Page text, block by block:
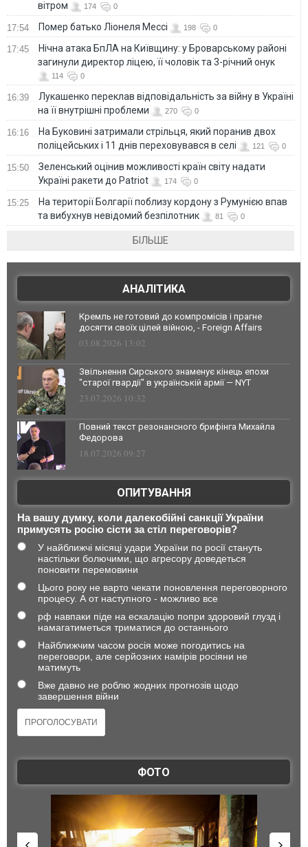
вітром 174 0
17:54 Помер батько Ліонеля Мессі 198 0
17:45
Нічна атака БпЛА на Київщину: у Броварському районі
загинули директор ліцею, її чоловік та 3-річний онук
114 0
16:39
Лукашенко переклав відповідальність за війну в Україні
на її внутрішні проблеми
270 0
16:16
На Буковині затримали стрільця, який поранив двох
поліцейських і 11 днів переховувався в селі
121 0
15:50
Зеленський оцінив можливості країн світу надати
Україні ракети до Patriot
174 0
15:25
На території Болгарії поблизу кордону з Румунією впав
та вибухнув невідомий безпілотник
81 0
БІЛЬШЕ
АНАЛІТИКА
Кремль не готовий до компромісів і прагне
досягти своїх цілей війною, - Foreign Affairs
03.08.2026 13:02
Звільнення Сирського знаменує кінець епохи
"старої гвардії" в українській армії — NYT
23.07.2026 10:32
Повний текст резонансного брифінга Михайла
Федорова
18.07.2026 09:27
ОПИТУВАННЯ
На вашу думку, коли далекобійні санкції України
примусять росію сісти за стіл переговорів?
У найближчі місяці удари України по росії стануть
настільки болючими, що агресору доведеться
поновити перемовини
Цього року не варто чекати поновлення переговорного
процесу. А от наступного - можливо все
рф навпаки піде на ескалацію попри здоровий глузд і
намагатиметься триматися до останнього
Найближчим часом росія може погодитись на
переговори, але серйозних намірів росіяни не
матимуть
Вже давно не роблю жодних прогнозів щодо
завершення війни
ФОТО